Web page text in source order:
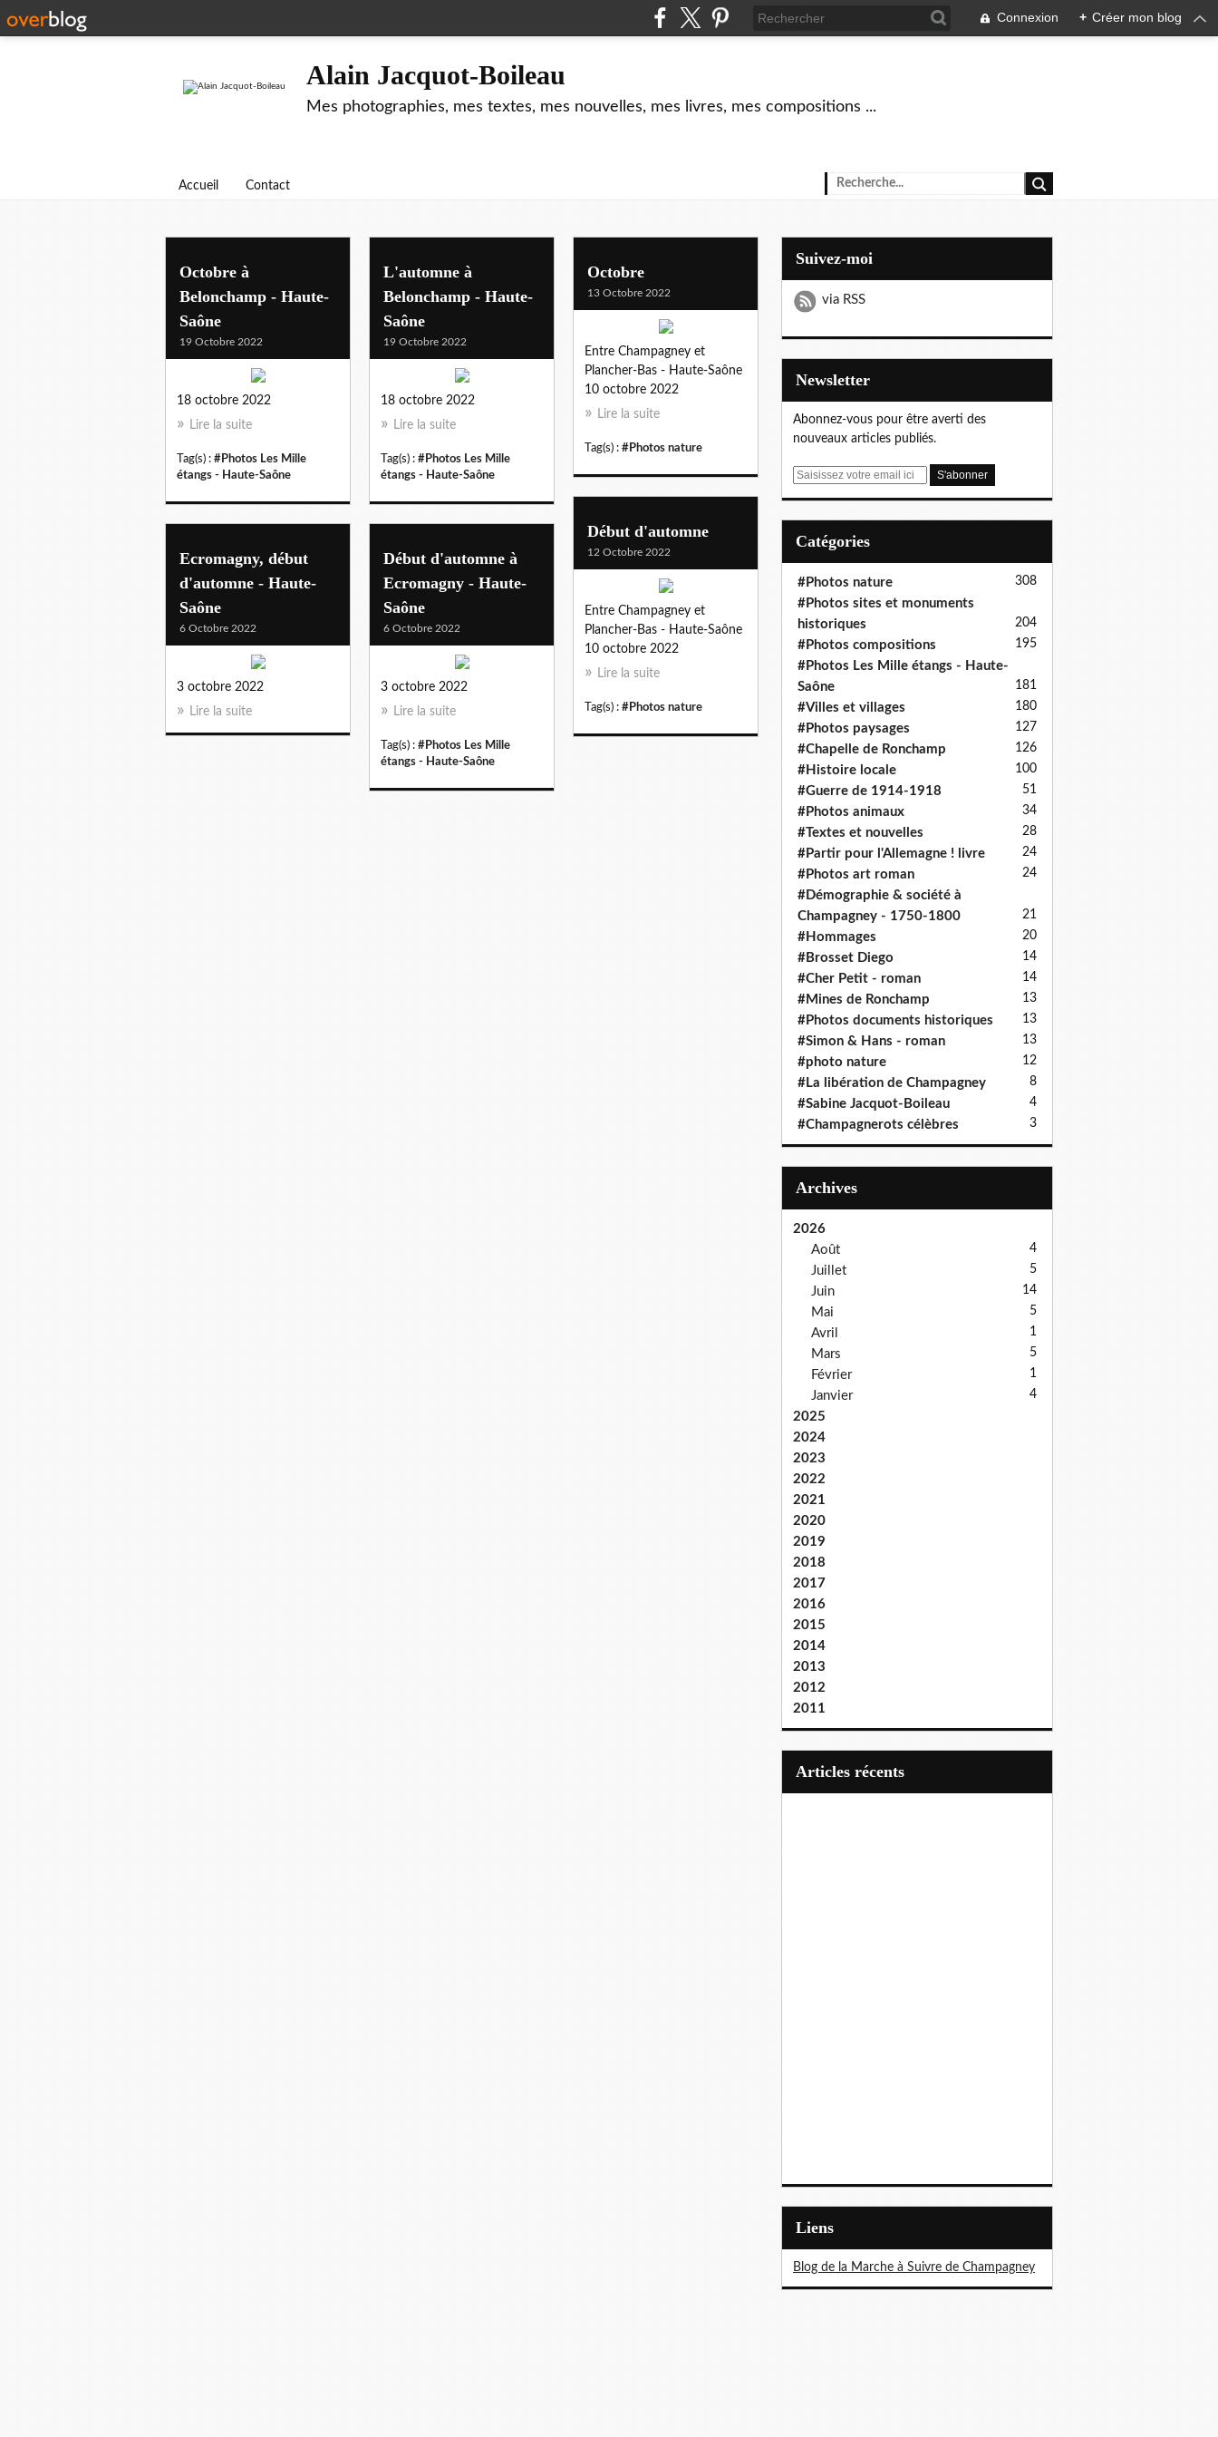
Connexion + Créer mon blog
Alain Jacquot-Boileau
Mes photographies, mes textes, mes nouvelles, mes livres, mes compositions ...
Accueil Contact
Octobre à
Belonchamp - Haute-
Saône
19 Octobre 2022
18 octobre 2022
Lire la suite
Tag(s) : #Photos Les Mille
étangs - Haute-Saône
L'automne à
Belonchamp - Haute-
Saône
19 Octobre 2022
18 octobre 2022
Lire la suite
Tag(s) : #Photos Les Mille
étangs - Haute-Saône
Octobre
13 Octobre 2022
Entre Champagney et
Plancher-Bas - Haute-Saône
10 octobre 2022
Lire la suite
Tag(s) : #Photos nature
Début d'automne
12 Octobre 2022
Entre Champagney et
Plancher-Bas - Haute-Saône
10 octobre 2022
Lire la suite
Tag(s) : #Photos nature
Ecromagny, début
d'automne - Haute-
Saône
6 Octobre 2022
3 octobre 2022
Lire la suite
Début d'automne à
Ecromagny - Haute-
Saône
6 Octobre 2022
3 octobre 2022
Lire la suite
Tag(s) : #Photos Les Mille
étangs - Haute-Saône
Suivez-moi
via RSS
Newsletter
Abonnez-vous pour être averti des
nouveaux articles publiés.
E
Catégories
#Photos nature 308
#Photos sites et monuments
historiques
204
#Photos compositions 195
#Photos Les Mille étangs - Haute-
Saône
181
#Villes et villages 180
#Photos paysages 127
#Chapelle de Ronchamp 126
#Histoire locale 100
#Guerre de 1914-1918 51
#Photos animaux 34
#Textes et nouvelles 28
#Partir pour l'Allemagne ! livre 24
#Photos art roman 24
#Démographie & société à
Champagney - 1750-1800
21
#Hommages 20
#Brosset Diego 14
#Cher Petit - roman 14
#Mines de Ronchamp 13
#Photos documents historiques 13
#Simon & Hans - roman 13
#photo nature 12
#La libération de Champagney 8
#Sabine Jacquot-Boileau 4
#Champagnerots célèbres 3
Archives
2026
Août
4
Juillet 5
Juin 14
Mai 5
Avril 1
Mars 5
Février 1
Janvier 4
2025
2024
2023
2022
2021
2020
2019
2018
2017
2016
2015
2014
2013
2012
2011
articles récents
Liens
Blog de la Marche à Suivre de Champagney